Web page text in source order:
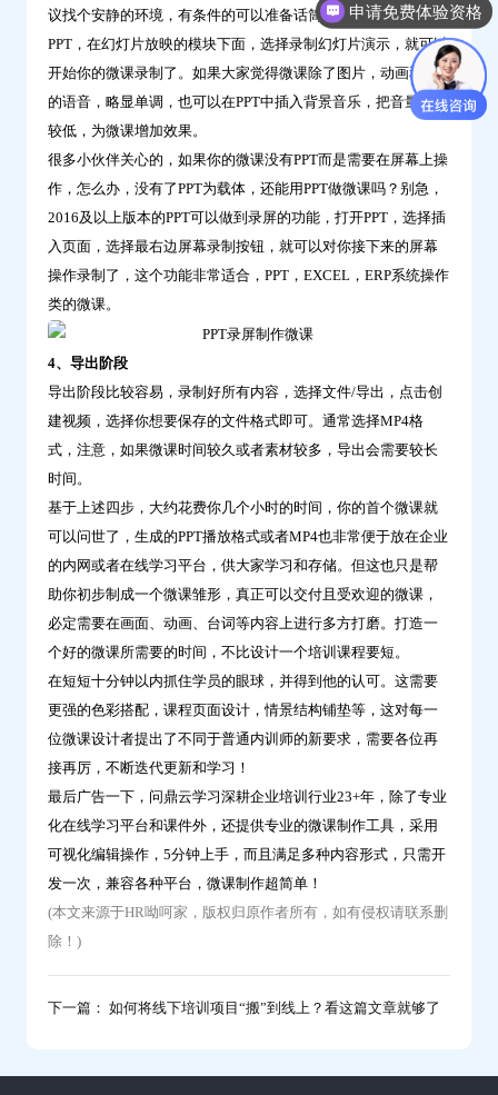
议找个安静的环境，有条件的可以准备话筒。打开你准备好的
PPT，在幻灯片放映的模块下面，选择录制幻灯片演示，就可以
开始你的微课录制了。如果大家觉得微课除了图片，动画和你
的语音，略显单调，也可以在PPT中插入背景音乐，把音量放到
较低，为微课增加效果。
很多小伙伴关心的，如果你的微课没有PPT而是需要在屏幕上操
作，怎么办，没有了PPT为载体，还能用PPT做微课吗？别急，
2016及以上版本的PPT可以做到录屏的功能，打开PPT，选择插
入页面，选择最右边屏幕录制按钮，就可以对你接下来的屏幕
操作录制了，这个功能非常适合，PPT，EXCEL，ERP系统操作
类的微课。
4、导出阶段
导出阶段比较容易，录制好所有内容，选择文件/导出，点击创
建视频，选择你想要保存的文件格式即可。通常选择MP4格
式，注意，如果微课时间较久或者素材较多，导出会需要较长
时间。
基于上述四步，大约花费你几个小时的时间，你的首个微课就
可以问世了，生成的PPT播放格式或者MP4也非常便于放在企业
的内网或者在线学习平台，供大家学习和存储。但这也只是帮
助你初步制成一个微课雏形，真正可以交付且受欢迎的微课，
必定需要在画面、动画、台词等内容上进行多方打磨。打造一
个好的微课所需要的时间，不比设计一个培训课程要短。
在短短十分钟以内抓住学员的眼球，并得到他的认可。这需要
更强的色彩搭配，课程页面设计，情景结构铺垫等，这对每一
位微课设计者提出了不同于普通内训师的新要求，需要各位再
接再厉，不断迭代更新和学习！
最后广告一下，问鼎云学习深耕企业培训行业23+年，除了专业
化在线学习平台和课件外，还提供专业的微课制作工具，采用
可视化编辑操作，5分钟上手，而且满足多种内容形式，只需开
发一次，兼容各种平台，微课制作超简单！
(本文来源于HR呦呵家，版权归原作者所有，如有侵权请联系删
除！)
下一篇： 如何将线下培训项目“搬”到线上？看这篇文章就够了
申请免费体验资格